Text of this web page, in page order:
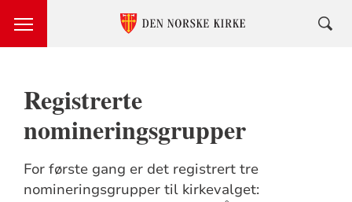
Registrerte
nomineringsgrupper
For første gang er det registrert tre
nomineringsgrupper til kirkevalget: